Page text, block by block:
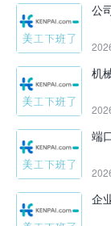
公
机
端
企